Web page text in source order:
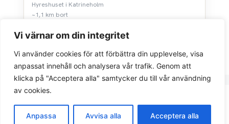
Vi värnar om din integritet
Vi använder cookies för att förbättra din upplevelse, visa
anpassat innehåll och analysera vår trafik. Genom att
klicka på "Acceptera alla" samtycker du till vår användning
av cookies.
Anpassa Avvisa alla Acceptera alla
Hyreshuset i Katrineholm
~1,1 km bort
Integritetspolicy
© 2026 Sök bostad.